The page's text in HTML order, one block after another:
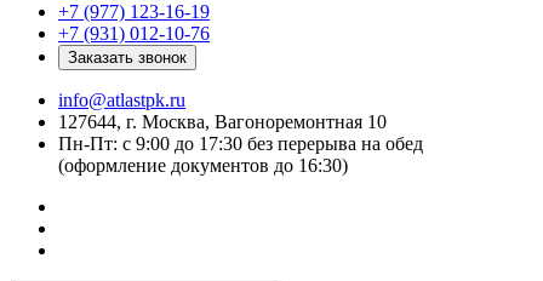
+7 (977) 123-16-19
+7 (931) 012-10-76
Заказать звонок
info@atlastpk.ru
127644, г. Москва, Вагоноремонтная 10
Пн-Пт: с 9:00 до 17:30 без перерыва на обед
(оформление документов до 16:30)